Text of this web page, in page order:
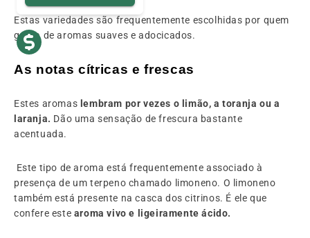
Estas variedades são frequentemente escolhidas por quem
gosta de aromas suaves e adocicados.
As notas cítricas e frescas
Estes aromas lembram por vezes o limão, a toranja ou a
laranja. Dão uma sensação de frescura bastante
acentuada.
Este tipo de aroma está frequentemente associado à
presença de um terpeno chamado limoneno. O limoneno
também está presente na casca dos citrinos. É ele que
confere este aroma vivo e ligeiramente ácido.